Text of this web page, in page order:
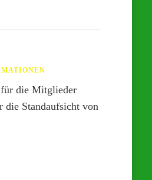
die Mitglieder
die Standaufsicht von